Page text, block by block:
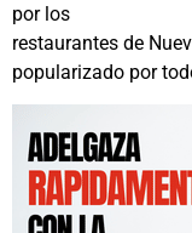
por los
restaurantes de
popularizado por